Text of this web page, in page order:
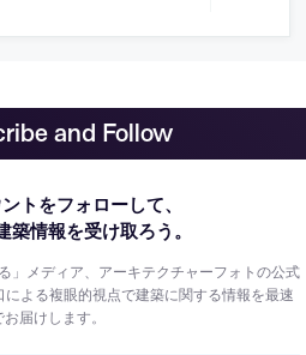
and Follow
トをフォローして、
築情報を受け取ろう。
」メディア、アーキテクチャーフォトの公式
による複眼的視点で建築に関する情報を最速
お届けします。